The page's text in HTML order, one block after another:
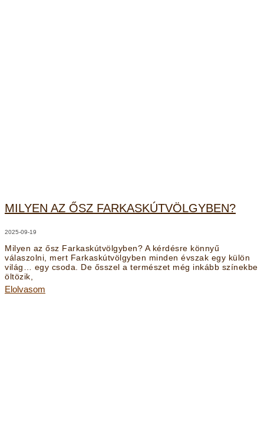
MILYEN AZ ŐSZ FARKASKÚTVÖLGYBEN?
2025-09-19
Milyen az ősz Farkaskútvölgyben? A kérdésre könnyű
válaszolni, mert Farkaskútvölgyben minden évszak egy külön
világ… egy csoda. De ősszel a természet még inkább színekbe
öltözik,
Elolvasom